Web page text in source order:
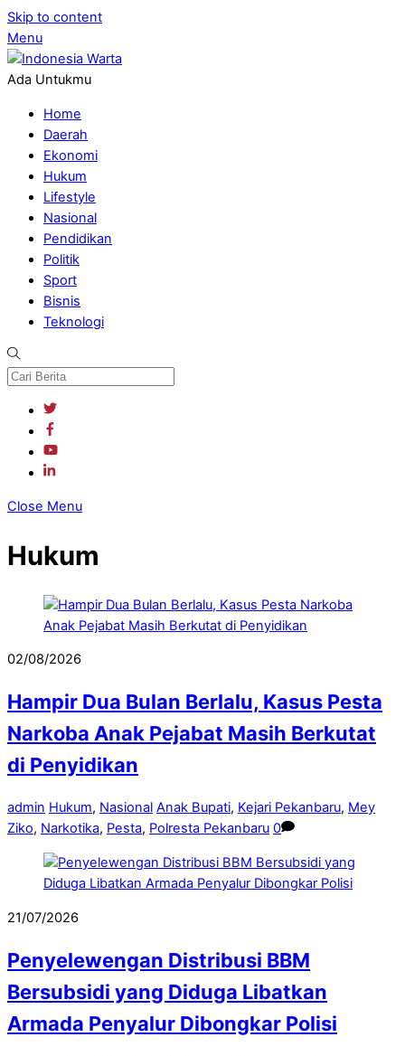
Skip to content
Menu
Ada Untukmu
Home
Daerah
Ekonomi
Hukum
Lifestyle
Nasional
Pendidikan
Politik
Sport
Bisnis
Teknologi
Close Menu
Hukum
02/08/2026
Hampir Dua Bulan Berlalu, Kasus Pesta
Narkoba Anak Pejabat Masih Berkutat
di Penyidikan
admin Hukum, Nasional Anak Bupati, Kejari Pekanbaru, Mey
Ziko, Narkotika, Pesta, Polresta Pekanbaru 0
21/07/2026
Penyelewengan Distribusi BBM
Bersubsidi yang Diduga Libatkan
Armada Penyalur Dibongkar Polisi